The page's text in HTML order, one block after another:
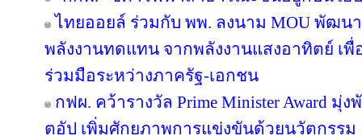
ไทยออยล์ ร่วมกับ พพ. ลงนาม MOU พัฒนา
พลังงานทดแทน จากพลังงานแสงอาทิตย์ เพื่
ร่วมมือระหว่างภาครัฐ-เอกชน
กฟผ. คว้ารางวัล Prime Minister Award มุ่
ตอัป เพิ่มศักยภาพการแข่งขันด้วยนวัตกรรม